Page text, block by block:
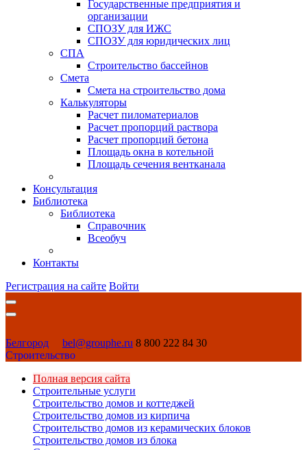
Государственные предприятия и
организации
СПОЗУ для ИЖС
СПОЗУ для юридических лиц
СПА
Строительство бассейнов
Смета
Смета на строительство дома
Калькуляторы
Расчет пиломатериалов
Расчет пропорций раствора
Расчет пропорций бетона
Площадь окна в котельной
Площадь сечения вентканала
Консультация
Библиотека
Библиотека
Справочник
Всеобуч
Контакты
Регистрация на сайте Войти
Белгород bel@grouphe.ru 8 800 222 84 30
Строительство
Полная версия сайта
Строительные услуги
Строительство домов и коттеджей
Строительство домов из кирпича
Строительство домов из керамических блоков
Строительство домов из блока